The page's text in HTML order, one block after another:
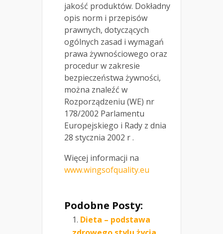
jakość produktów. Dokładny
opis norm i przepisów
prawnych, dotyczących
ogólnych zasad i wymagań
prawa żywnościowego oraz
procedur w zakresie
bezpieczeństwa żywności,
można znaleźć w
Rozporządzeniu (WE) nr
178/2002 Parlamentu
Europejskiego i Rady z dnia
28 stycznia 2002 r .
Więcej informacji na
www.wingsofquality.eu
Podobne Posty:
Dieta – podstawa